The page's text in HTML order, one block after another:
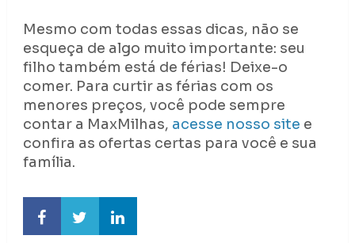
Mesmo com todas essas dicas, não se
esqueça de algo muito importante: seu
filho também está de férias! Deixe-o
comer. Para curtir as férias com os
menores preços, você pode sempre
contar a MaxMilhas, acesse nosso site e
confira as ofertas certas para você e sua
família.